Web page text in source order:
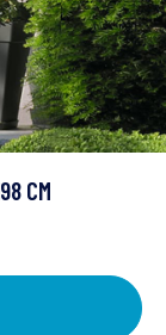
CM